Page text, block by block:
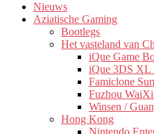
Nieuws
Aziatische Gaming
Bootlegs
Het vasteland van
iQue Game
iQue 3DS XL
Famiclone
Fuzhou
Winsen /
Hong Kong